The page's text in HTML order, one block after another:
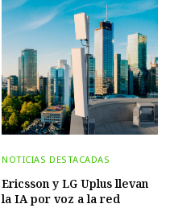
NOTICIAS DESTACADAS
Ericsson y LG Uplus llevan
la IA por voz a la red